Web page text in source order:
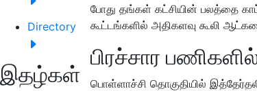
Directory
இதழ்கள்
போது தங்கள் கட்சியின் பலத்தை
கூட்டங்களில் அதிகளவு கூலி
பிரச்சார
பொள்ளாச்சி தொகுதியில்